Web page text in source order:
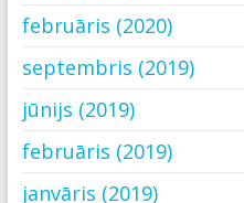
februāris (2020)
septembris (2019)
jūnijs (2019)
februāris (2019)
janvāris (2019)